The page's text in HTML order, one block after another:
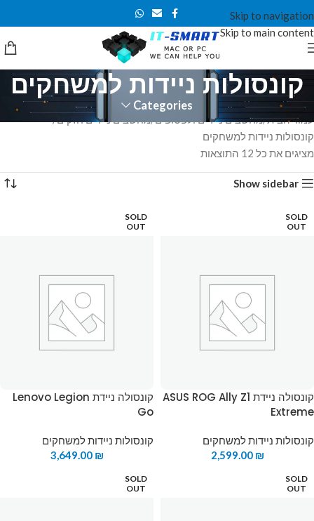
Skip to navigation
Skip to main content
קונסולות ניידות למשחקים
Categories
עמוד הבית מחשבים ניידים ולפטופים מחשבים ניידים חזקים
קונסולות ניידות למשחקים
מציגים את כל ⁦12⁩ התוצאות
Show sidebar
SOLD
OUT
קונסולה ניידת ASUS ROG Ally Z1
Extreme
קונסולות ניידות למשחקים
2,599.00 ₪
SOLD
OUT
קונסולה ניידת Lenovo Legion
Go
קונסולות ניידות למשחקים
3,649.00 ₪
SOLD
OUT
SOLD
OUT